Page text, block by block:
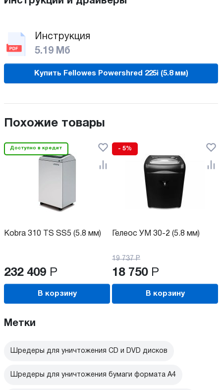
Инструкция
5.19 Мб
Купить Fellowes Powershred 225i (5.8 мм)
Похожие товары
Доступно в кредит
Kobra 310 TS SS5 (5.8 мм)
232 409 Р
В корзину
- 5%
Гелеос УМ 30-2 (5.8 мм)
19 737 Р
18 750 Р
В корзину
Метки
Шредеры для уничтожения CD и DVD дисков
Шредеры для уничтожения бумаги формата А4